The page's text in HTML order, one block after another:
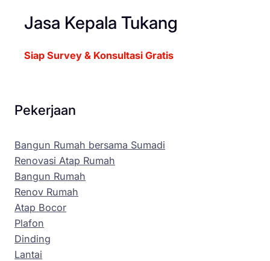
Jasa Kepala Tukang
Siap Survey & Konsultasi Gratis
Pekerjaan
Bangun Rumah bersama Sumadi
Renovasi Atap Rumah
Bangun Rumah
Renov Rumah
Atap Bocor
Plafon
Dinding
Lantai